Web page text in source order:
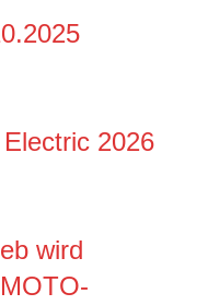
2026
wird